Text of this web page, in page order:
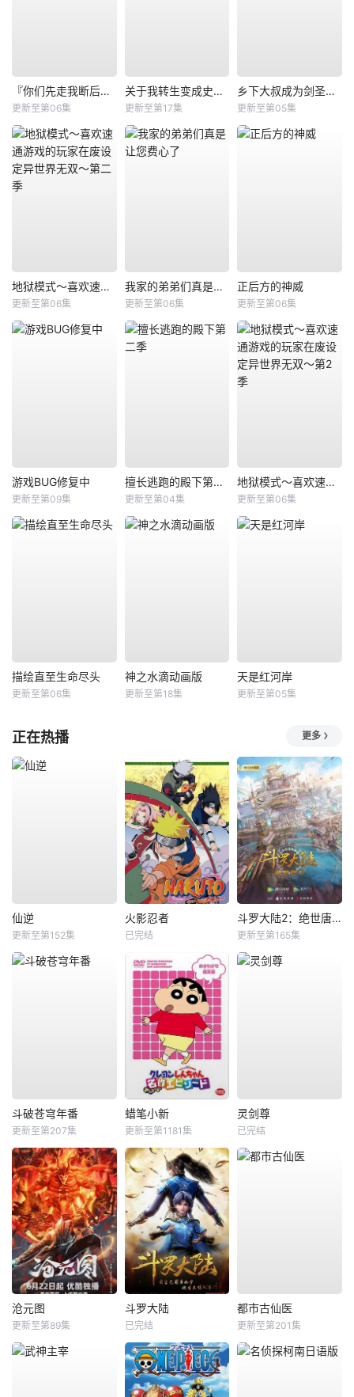
『你们先走我断后』，于是10年后我成为了传说
更新至第06集
关于我转生变成史莱姆这档事第四季
更新至第17集
乡下大叔成为剑圣第二季
更新至第05集
地狱模式～喜欢速通游戏的玩家在废设定异世界无双～第二季
更新至第06集
我家的弟弟们真是让您费心了
更新至第06集
正后方的神威
更新至第06集
游戏BUG修复中
更新至第09集
擅长逃跑的殿下第二季
更新至第04集
地狱模式～喜欢速通游戏的玩家在废设定异世界无双～第2季
更新至第06集
描绘直至生命尽头
更新至第06集
神之水滴动画版
更新至第18集
天是红河岸
更新至第05集
正在热播 更多
仙逆
更新至第152集
火影忍者
已完结
斗罗大陆2：绝世唐门
更新至第165集
斗破苍穹年番
更新至第207集
蜡笔小新
更新至第1181集
灵剑尊
已完结
沧元图
更新至第89集
斗罗大陆
已完结
都市古仙医
更新至第201集